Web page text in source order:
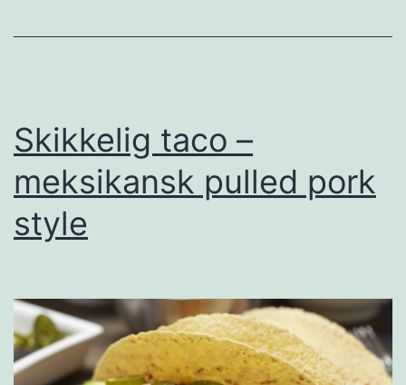
t
o
d
e
o
Skikkelig taco –
meksikansk pulled pork
style